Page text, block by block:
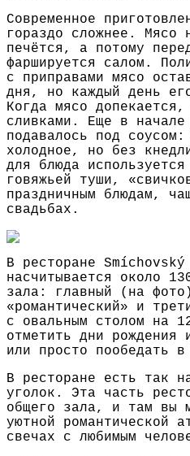
Современное
гораздо сложнее. Мясо
печётся, а потому
фаршируется салом.
с приправами мясо
дня, но каждый день
Когда мясо
сливками. Еще в
подавалось под
холодное, но без
для блюда
говяжьей туши,
праздничным блюдам,
свадьбах.
В ресторане
насчитывается около
зала: главный (на
«романтический» и
с овальным столом на
отметить дни рождения
или просто пообедать
В ресторане есть так
уголок. Эта часть
общего зала, и там вы
уютной романтической
свечах с любимым